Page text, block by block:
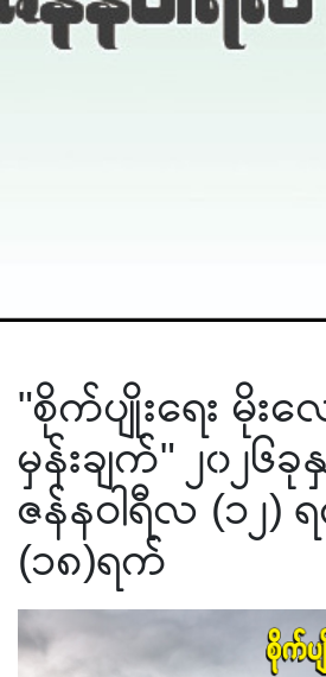
"စိုက်ပျိုးရေး မိုး
မှန်းချက်" ၂၀၂၆ခု
ဇန်နဝါရီလ (၁၂)
(၁၈)ရက်